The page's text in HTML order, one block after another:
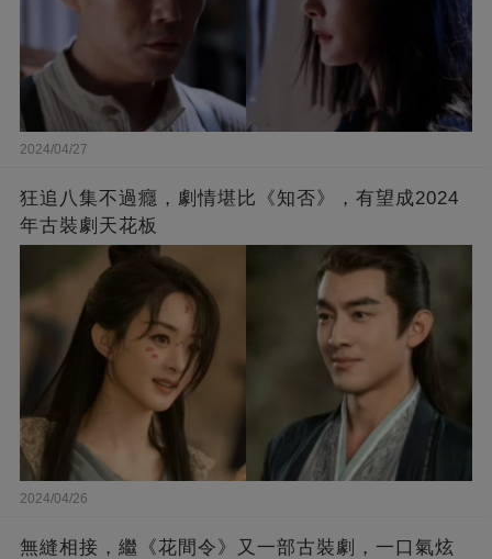
2024/04/27
狂追八集不過癮，劇情堪比《知否》，有望成2024
年古裝劇天花板
2024/04/26
無縫相接，繼《花間令》又一部古裝劇，一口氣炫